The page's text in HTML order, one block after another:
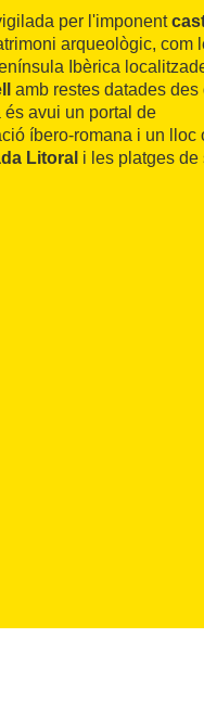
per l'imponent
arqueològic, com
Ibèrica
amb restes datades des
és avui un portal de
íbero-romana i un lloc
Litoral i les platges de